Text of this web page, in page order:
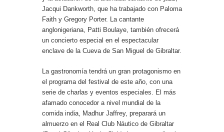
Jacqui Dankworth, que ha trabajado con Paloma
Faith y Gregory Porter. La cantante
anglonigeriana, Patti Boulaye, también ofrecerá
un concierto especial en el espectacular
enclave de la Cueva de San Miguel de Gibraltar.
La gastronomía tendrá un gran protagonismo en
el programa del festival de este año, con una
serie de charlas y eventos especiales. El más
afamado conocedor a nivel mundial de la
comida india, Madhur Jaffrey, preparará un
almuerzo en el Real Club Náutico de Gibraltar